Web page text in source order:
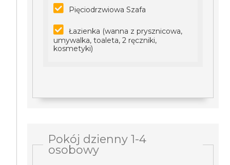
Pięciodrzwiowa Szafa
Łazienka (wanna z prysznicowa,
umywalka, toaleta, 2 ręczniki,
kosmetyki)
Pokój dzienny 1-4
osobowy